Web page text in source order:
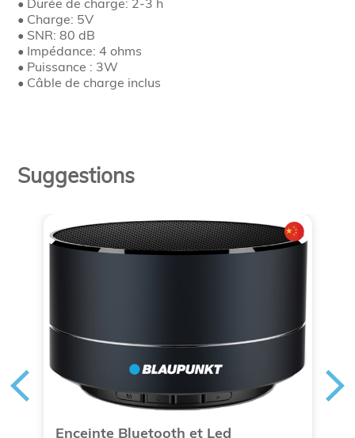
• Durée de charge: 2-3 h
• Charge: 5V
• SNR: 80 dB
• Impédance: 4 ohms
• Puissance : 3W
• Câble de charge inclus
Suggestions
Enceinte Bluetooth et Led